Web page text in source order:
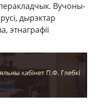
Вучоны-
дырэктар
этнаграфіі